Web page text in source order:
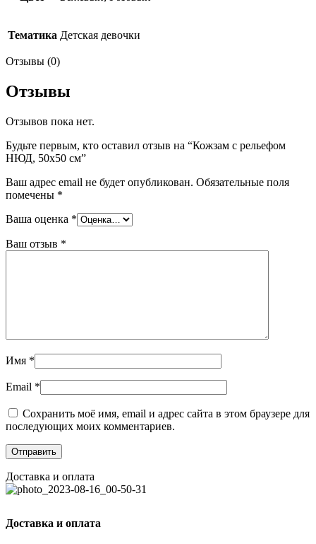
Тематика Детская девочки
Отзывы (0)
Отзывы
Отзывов пока нет.
Будьте первым, кто оставил отзыв на “Кожзам с рельефом
НЮД, 50х50 см”
Ваш адрес email не будет опубликован. Обязательные поля
помечены *
Ваша оценка *
Ваш отзыв *
Имя *
Email *
Сохранить моё имя, email и адрес сайта в этом браузере для
последующих моих комментариев.
Доставка и оплата
Доставка и оплата